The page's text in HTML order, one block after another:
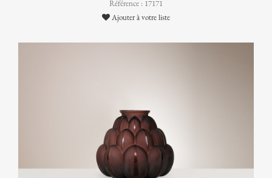
Référence : 17171
Ajouter à votre liste